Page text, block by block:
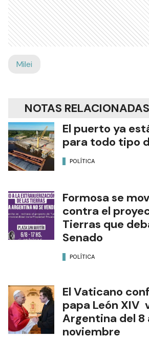
Milei
NOTAS RELACIONADAS
El puerto ya
para todo tipo
POLÍTICA
Formosa se
contra el
Tierras que
Senado
POLÍTICA
El Vaticano
papa León XIV
Argentina del 8
noviembre